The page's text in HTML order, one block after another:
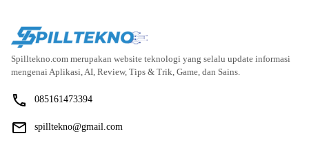
Spilltekno.com merupakan website teknologi yang selalu update informasi
mengenai Aplikasi, AI, Review, Tips & Trik, Game, dan Sains.
085161473394
spilltekno@gmail.com